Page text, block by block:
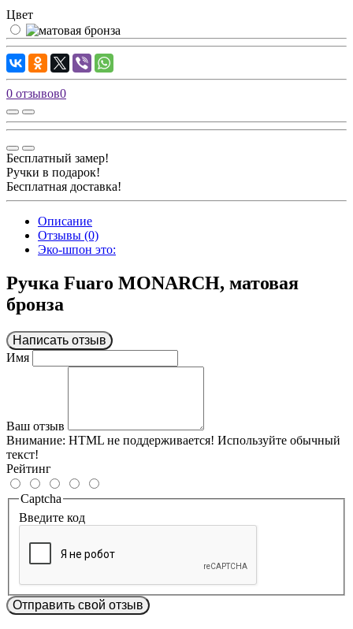
Цвет
0 отзывов0
Бесплатный замер!
Ручки в подарок!
Бесплатная доставка!
Описание
Отзывы (0)
Эко-шпон это:
Ручка Fuaro MONARCH, матовая
бронза
Написать отзыв
Имя
Ваш отзыв
Внимание: HTML не поддерживается! Используйте обычный
текст!
Рейтинг
Captcha
Введите код
Отправить свой отзыв